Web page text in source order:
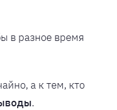
в разное время
а к тем, кто
.